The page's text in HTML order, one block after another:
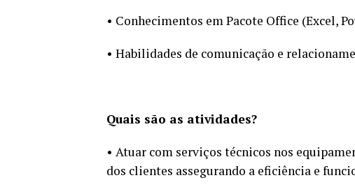
• Conhecimentos em Pacote Office (Excel,
• Habilidades de comunicação e
Quais são as atividades?
• Atuar com serviços técnicos nos
dos clientes assegurando a eficiência e